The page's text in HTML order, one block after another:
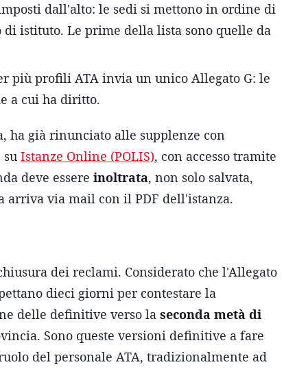
dall'alto: le sedi si mettono in ordine di
istituto. Le prime della lista sono quelle da
più profili ATA invia un unico Allegato G: le
a cui ha diritto.
ha già rinunciato alle supplenze con
su Istanze Online (POLIS), con accesso tramite
deve essere inoltrata, non solo salvata,
via mail con il PDF dell'istanza.
dei reclami. Considerato che l'Allegato
dieci giorni per contestare la
delle definitive verso la seconda metà di
Sono queste versioni definitive a fare
del personale ATA, tradizionalmente ad